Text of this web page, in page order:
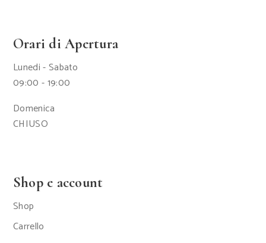
Orari di Apertura
Lunedi - Sabato
09:00 - 19:00
Domenica
CHIUSO
Shop e account
Shop
Carrello